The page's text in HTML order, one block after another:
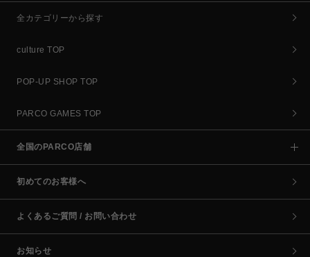
全カテゴリーから探す
culture TOP
POP-UP SHOP TOP
PARCO GAMES TOP
全国のPARCO店舗
初めてのお客様へ
よくあるご質問 / お問い合わせ
お知らせ